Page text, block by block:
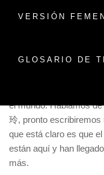
VERSIÓN
GLOSARIO DE
Mujeres
premia con
Women’s
por una mujer está en
el mundo. Hablamos de
玲, pronto
que está claro es que
están aquí y han
más.